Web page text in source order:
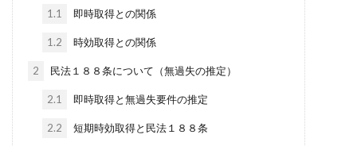
1.1 即時取得との関係
1.2 時効取得との関係
2 民法１８８条について（無過失の推定）
2.1 即時取得と無過失要件の推定
2.2 短期時効取得と民法１８８条